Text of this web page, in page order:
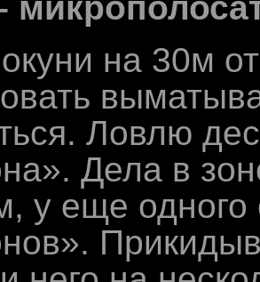
на 30м
Ловлю
Дела в
у еще одного